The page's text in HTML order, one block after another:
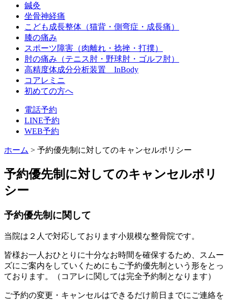
鍼灸
坐骨神経痛
こども成長整体（猫背・側弯症・成長痛）
膝の痛み
スポーツ障害（肉離れ・捻挫・打撲）
肘の痛み（テニス肘・野球肘・ゴルフ肘）
高精度体成分分析装置 InBody
コアレミニ
初めての方へ
電話予約
LINE予約
WEB予約
ホーム > 予約優先制に対してのキャンセルポリシー
予約優先制に対してのキャンセルポリ
シー
予約優先制に関して
当院は２人で対応しております小規模な整骨院です。
皆様お一人おひとりに十分なお時間を確保するため、スムー
ズにご案内をしていくためにもご予約優先制という形をとっ
ております。（コアレに関しては完全予約制となります）
ご予約の変更・キャンセルはできるだけ前日までにご連絡を